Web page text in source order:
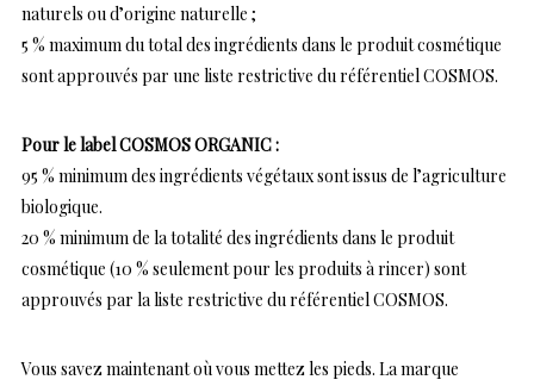
naturels ou d’origine naturelle ;
5 % maximum du total des ingrédients dans le produit cosmétique
sont approuvés par une liste restrictive du référentiel COSMOS.
Pour le label COSMOS ORGANIC :
95 % minimum des ingrédients végétaux sont issus de l’agriculture
biologique.
20 % minimum de la totalité des ingrédients dans le produit
cosmétique (10 % seulement pour les produits à rincer) sont
approuvés par la liste restrictive du référentiel COSMOS.
Vous savez maintenant où vous mettez les pieds. La marque